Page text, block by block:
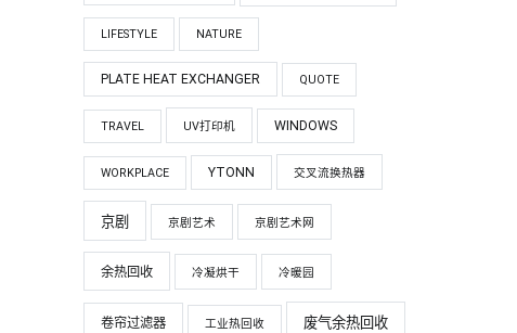
LIFESTYLE NATURE
PLATE HEAT EXCHANGER QUOTE
TRAVEL UV打印机 WINDOWS
WORKPLACE YTONN 交叉流换热器
京剧 京剧艺术 京剧艺术网
余热回收 冷凝烘干 冷暖园
卷帘过滤器 工业热回收 废气余热回收